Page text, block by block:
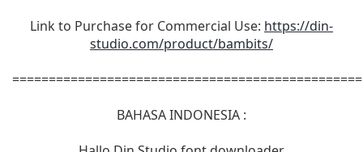
Link to Purchase for Commercial Use: https://din-
studio.com/product/bambits/
BAHASA INDONESIA :